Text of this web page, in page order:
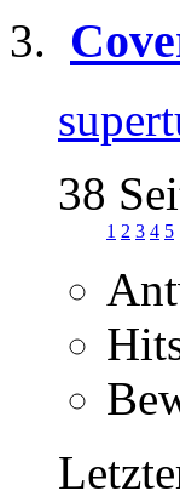
38
1 2 3 4 5